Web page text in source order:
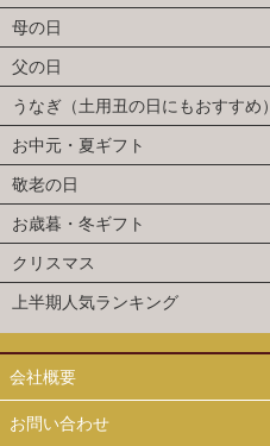
母の日
父の日
うなぎ（土用丑の日にもおすすめ）
お中元・夏ギフト
敬老の日
お歳暮・冬ギフト
クリスマス
上半期人気ランキング
会社概要
お問い合わせ